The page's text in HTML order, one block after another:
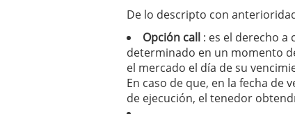
De lo descripto con
Opción call : es el derecho
determinado en un momento
el mercado el día de su
En caso de que, en la fecha de
de ejecución, el tenedor